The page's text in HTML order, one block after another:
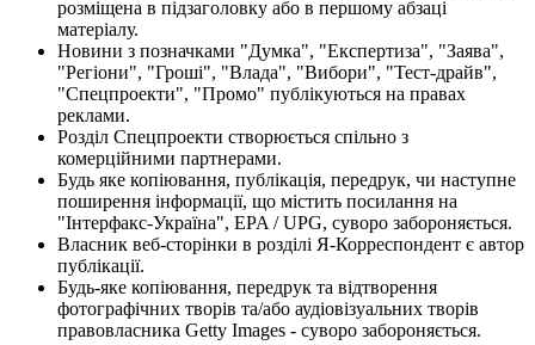
розміщена в підзаголовку або в першому абзаці
матеріалу.
Новини з позначками "Думка", "Експертиза", "Заява",
"Регіони", "Гроші", "Влада", "Вибори", "Тест-драйв",
"Спецпроекти", "Промо" публікуються на правах
реклами.
Розділ Спецпроекти створюється спільно з
комерційними партнерами.
Будь яке копіювання, публікація, передрук, чи наступне
поширення інформації, що містить посилання на
"Інтерфакс-Україна", EPA / UPG, суворо забороняється.
Власник веб-сторінки в розділі Я-Корреспондент є автор
публікації.
Будь-яке копіювання, передрук та відтворення
фотографічних творів та/або аудіовізуальних творів
правовласника Getty Images - суворо забороняється.